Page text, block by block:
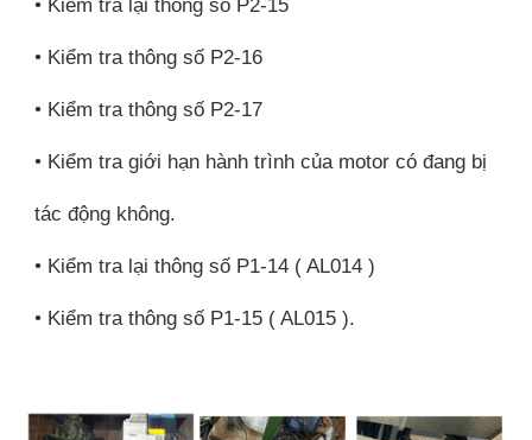
• Kiểm tra lại thông số P2-15
• Kiểm tra thông số P2-16
• Kiểm tra thông số P2-17
• Kiểm tra giới hạn hành trình của motor có đang bị
tác động không.
• Kiểm tra lại thông số P1-14 ( AL014 )
• Kiểm tra thông số P1-15 ( AL015 ).